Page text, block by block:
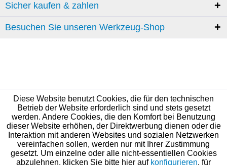
Sicher kaufen & zahlen
Besuchen Sie unseren Werkzeug-Shop
Diese Website benutzt Cookies, die für den technischen
Betrieb der Website erforderlich sind und stets gesetzt
werden. Andere Cookies, die den Komfort bei Benutzung
dieser Website erhöhen, der Direktwerbung dienen oder die
Interaktion mit anderen Websites und sozialen Netzwerken
vereinfachen sollen, werden nur mit Ihrer Zustimmung
gesetzt. Um einzelne oder alle nicht-essentiellen Cookies
abzulehnen, klicken Sie bitte hier auf konfigurieren, für